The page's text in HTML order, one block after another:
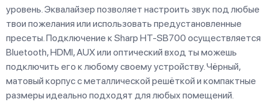
уровень. Эквалайзер позволяет настроить звук под любые
твои пожелания или использовать предустановленные
пресеты. Подключение к Sharp HT-SB700 осуществляется
Bluetooth, HDMI, AUX или оптический вход ты можешь
подключить его к любому своему устройству. Чёрный,
матовый корпус с металлической решёткой и компактные
размеры идеально подходят для любых помещений.